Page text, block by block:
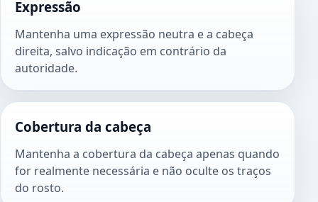
Expressão
Mantenha uma expressão neutra e a cabeça
direita, salvo indicação em contrário da
autoridade.
Cobertura da cabeça
Mantenha a cobertura da cabeça apenas quando
for realmente necessária e não oculte os traços
do rosto.